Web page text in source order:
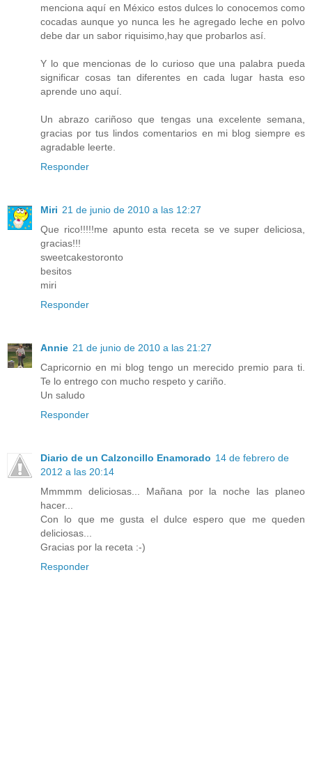
menciona aquí en México estos dulces lo conocemos como
cocadas aunque yo nunca les he agregado leche en polvo
debe dar un sabor riquisimo,hay que probarlos así.
Y lo que mencionas de lo curioso que una palabra pueda
significar cosas tan diferentes en cada lugar hasta eso
aprende uno aquí.
Un abrazo cariñoso que tengas una excelente semana,
gracias por tus lindos comentarios en mi blog siempre es
agradable leerte.
Responder
Miri 21 de junio de 2010 a las 12:27
Que rico!!!!!me apunto esta receta se ve super deliciosa,
gracias!!!
sweetcakestoronto
besitos
miri
Responder
Annie 21 de junio de 2010 a las 21:27
Capricornio en mi blog tengo un merecido premio para ti.
Te lo entrego con mucho respeto y cariño.
Un saludo
Responder
Diario de un Calzoncillo Enamorado 14 de febrero de
2012 a las 20:14
Mmmmm deliciosas... Mañana por la noche las planeo
hacer...
Con lo que me gusta el dulce espero que me queden
deliciosas...
Gracias por la receta :-)
Responder